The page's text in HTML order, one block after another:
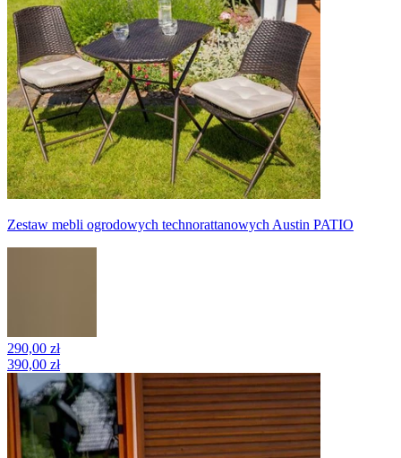
Zestaw mebli ogrodowych technorattanowych Austin PATIO
290,00 zł
390,00 zł